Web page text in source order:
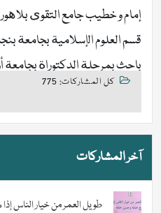
إمام و خطيب جامع التقوى
قسم العلوم الإسلامية بجامعة
باحث بمرحلة الدكتوراة بجامعة
كل المشاركات: 775
آخر المشاركات
طويل العمر من خيار الناس